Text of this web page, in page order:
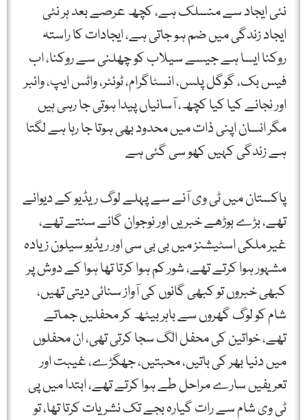
نئی ایجاد سے منسلک ہے، کچھ عرصے بعد ہر نئی
ایجاد زندگی میں ضم ہو جاتی ہے، ایجادات کا راستہ
روکنا ایسا ہے جیسے سیلاب کو چھلنی سے روکنا، اب
فیس بک، گوگل پلس، انسٹاگرام، ٹوئٹر، واٹس ایپ، وائبر
اور نجانے کیا کیا کچھ، آسانیاں پیدا ہوتی جا رہی ہیں
مگر انسان اپنی ذات میں محدود بھی ہوتا جا رہا ہے لگتا
ہے زندگی کہیں کھو سی گئی ہے
پاکستان میں ٹی وی آنے سے پہلے لوگ ریڈیو کے دیوانے
تھے، بڑے بوڑھے خبریں اور نوجوان گانے سنتے تھے،
غیر ملکی اسٹیشنز میں بی بی سی اور ریڈیو سیلون زیادہ
مشہور ہوا کرتے تھے، شور کم ہوا کرتا تھا ہوا کے دوش پر
کبھی خبروں تو کبھی گانوں کی آواز سنائی دیتی تھیں،
شام کو لوگ گھروں سے باہر بیٹھ کر محفلیں جماتے
تھے، خواتین کی محفل الگ سجا کرتی تھی، ان محفلوں
میں دنیا بھر کی باتیں، محبتیں، جھگڑے، غیبت اور
تعریفیں سارے مراحل طے ہوا کرتے تھے، ابتدا میں پی
ٹی وی شام سے رات گیارہ بجے تک نشریات کرتا تھا، تو